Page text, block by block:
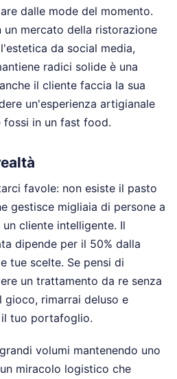
dalle mode del momento.
un mercato della ristorazione
da social media,
radici solide è una
il cliente faccia la sua
un'esperienza artigianale
in un fast food.
favole: non esiste il pasto
gestisce migliaia di persone a
cliente intelligente. Il
dipende per il 50% dalla
tue scelte. Se pensi di
un trattamento da re senza
gioco, rimarrai deluso e
tuo portafoglio.
volumi mantenendo uno
miracolo logistico che